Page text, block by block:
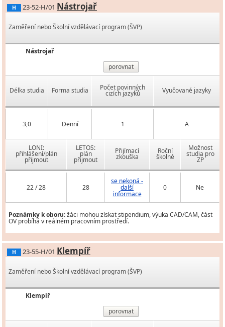
H 23-52-H/01 Nástrojař
Zaměření nebo Školní vzdělávací program (ŠVP)
Nástrojař
porovnat
Délka studia Forma studia Počet povinných
cizích jazyků Vyučované jazyky
3,0 Denní 1 A
LONI:
přihlášení/plán
přijmout
LETOS:
plán
přijmout
Přijímací
zkouška
Roční
školné
Možnost
studia pro
ZP
22 / 28 28
se nekoná -
další
informace
0 Ne
Poznámky k oboru:žáci mohou získat stipendium, výuka CAD/CAM, část
OV probíhá v reálném pracovním prostředí.
H 23-55-H/01 Klempíř
Zaměření nebo Školní vzdělávací program (ŠVP)
Klempíř
porovnat